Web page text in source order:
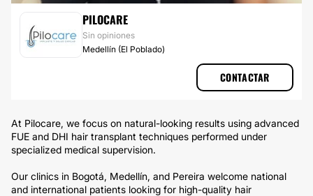
PILOCARE
Sin opiniones
Medellín (El Poblado)
CONTACTAR
At Pilocare, we focus on natural-looking results using advanced
FUE and DHI hair transplant techniques performed under
specialized medical supervision.
Our clinics in Bogotá, Medellín, and Pereira welcome national
and international patients looking for high-quality hair